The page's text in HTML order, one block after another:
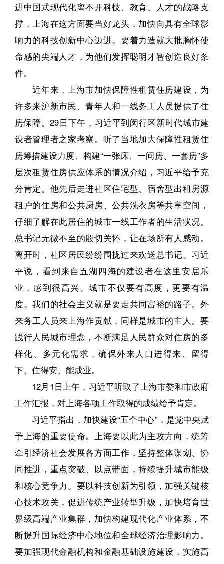
进中国式现代化离不开科技、教育、人才的战略支
撑，上海在这方面要当好龙头，加快向具有全球影
响力的科技创新中心迈进。要着力造就大批胸怀使
命感的尖端人才，为他们发挥聪明才智创造良好条
件。
近年来，上海市加快保障性租赁住房建设，为
许多来沪新市民、青年人和一线务工人员提供了住
房保障。29日下午，习近平到闵行区新时代城市建
设者管理者之家考察。听了当地加大保障性租赁住
房筹措建设力度、构建“一张床、一间房、一套房”多
层次租赁住房供应体系的情况介绍，习近平给予充
分肯定。他先后走进社区住宅型、宿舍型出租房源
租户的住房和公共厨房、公共洗衣房等共享空间，
仔细了解在此居住的城市一线工作者的生活状况。
总书记无微不至的殷切关怀，让在场所有人感动。
离开时，社区居民纷纷围拢过来欢送总书记。习近
平说，看到来自五湖四海的建设者在这里安居乐
业，感到很高兴。城市不仅要有高度，更要有温
度。我们的社会主义就是要走共同富裕的路子。外
来务工人员来上海作贡献，同样是城市的主人。要
践行人民城市理念，不断满足人民群众对住房的多
样化、多元化需求，确保外来人口进得来、留得
下、住得安、能成业。
12月1日上午，习近平听取了上海市委和市政府
工作汇报，对上海各项工作取得的成绩给予肯定。
习近平指出，加快建设“五个中心”，是党中央赋
予上海的重要使命。上海要以此为主攻方向，统筹
牵引经济社会发展各方面工作，坚持整体谋划、协
同推进，重点突破、以点带面，持续提升城市能级
和核心竞争力。要以科技创新为引领，加强关键核
心技术攻关，促进传统产业转型升级，加快培育世
界级高端产业集群，加快构建现代化产业体系，不
断提升国际经济中心地位和全球经济治理影响力。
要加强现代金融机构和金融基础设施建设，实施高